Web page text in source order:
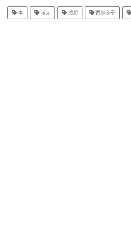
本 考え 感想 西加奈子